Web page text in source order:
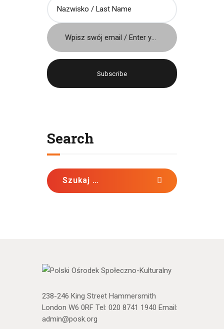
Search
Szukaj:
238-246 King Street Hammersmith
London W6 0RF Tel: 020 8741 1940 Email:
admin@posk.org